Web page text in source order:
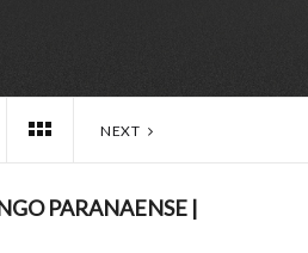
NEXT
PARANAENSE |